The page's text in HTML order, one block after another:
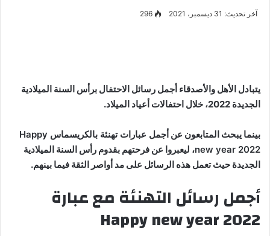
آخر تحديث: 31 ديسمبر، 2021 296
يتبادل الأهل والأصدقاء أجمل رسائل الاحتفال برأس السنة الميلادية
الجديدة 2022، خلال احتفالات أعياد الميلاد.
بينما يبحث المتابعون عن
أجمل عبارات تهنئة بالكريسماس Happy
new year 2022، ليعبروا عن فرحتهم بقدوم رأس السنة الميلادية
الجديدة حيث تعمل هذه الرسائل على مد أواصر الثقة فيما بينهم.
أجمل رسائل التهنئة مع عبارة
Happy new year 2022